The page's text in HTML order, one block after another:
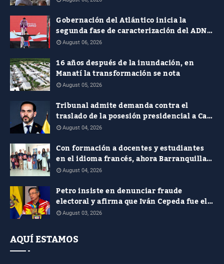
Gobernación del Atlántico inicia la
segunda fase de caracterización del ADN
Cultural
August 06, 2026
16 años después de la inundación, en
Manatí la transformación se nota
August 05, 2026
Tribunal admite demanda contra el
traslado de la posesión presidencial a Cali
y pide soportes jurídicos, presupuestales
August 04, 2026
Con formación a docentes y estudiantes
en el idioma francés, ahora Barranquilla
le apuesta al plurilingüismo
August 04, 2026
Petro insiste en denunciar fraude
electoral y afirma que Iván Cepeda fue el
verdadero ganador de las presidenciales
August 03, 2026
AQUÍ ESTAMOS